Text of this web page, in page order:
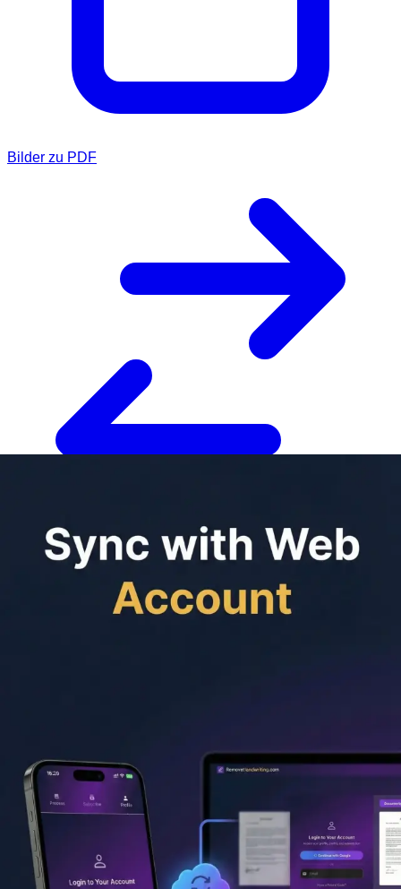
Bilder zu PDF
PDF aufteilen
Dokumentenbereinigung
PreiseAPI BlogHäufige Fragen App herunterladen
Mobil-App
Offizielle App für iPhone, iPad und
Android